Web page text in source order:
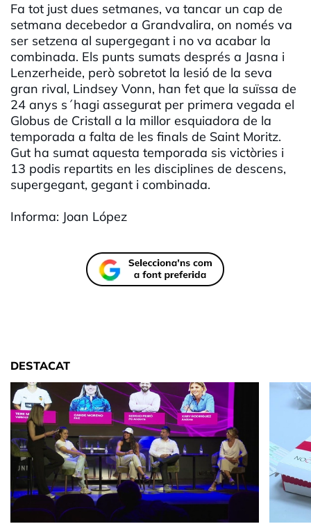
Fa tot just dues setmanes, va tancar un cap de
setmana decebedor a Grandvalira, on només va
ser setzena al supergegant i no va acabar la
combinada. Els punts sumats després a Jasna i
Lenzerheide, però sobretot la lesió de la seva
gran rival, Lindsey Vonn, han fet que la suïssa de
24 anys s´hagi assegurat per primera vegada el
Globus de Cristall a la millor esquiadora de la
temporada a falta de les finals de Saint Moritz.
Gut ha sumat aquesta temporada sis victòries i
13 podis repartits en les disciplines de descens,
supergegant, gegant i combinada.
Informa: Joan López
DESTACAT